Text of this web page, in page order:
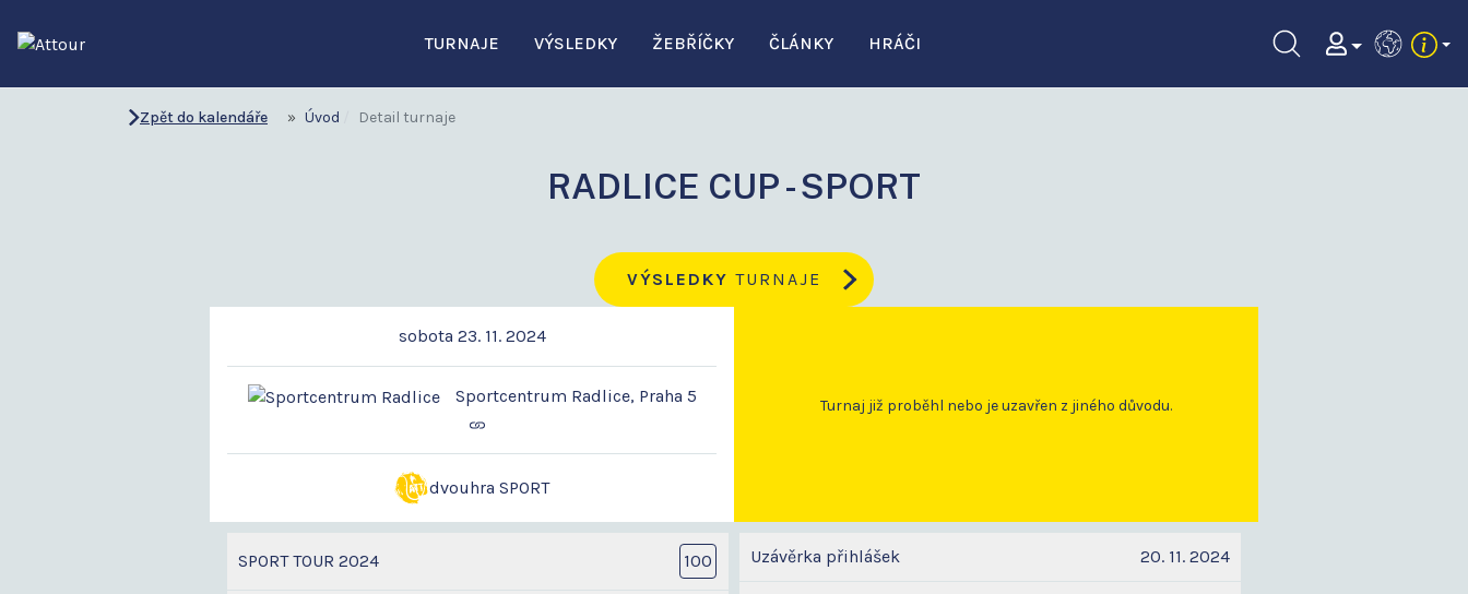
TURNAJE VÝSLEDKY ŽEBŘÍČKY ČLÁNKY HRÁČI
EN
Úvod Detail turnaje
Zpět do kalendáře
RADLICE CUP - SPORT
VÝSLEDKY TURNAJE
sobota 23. 11. 2024
Sportcentrum Radlice, Praha 5
dvouhra SPORT
Turnaj již proběhl nebo je uzavřen z jiného důvodu.
SPORT TOUR 2024 100 Uzávěrka přihlášek 20. 11. 2024